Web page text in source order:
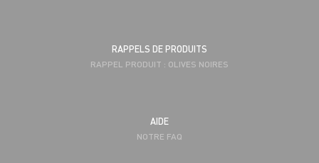
RAPPELS DE PRODUITS
RAPPEL PRODUIT : OLIVES NOIRES
AIDE
NOTRE FAQ